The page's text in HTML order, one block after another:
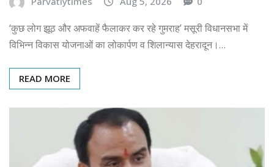
‘कुछ लोग झूठ और अफवाहें फैलाकर कर रहे गुमराह’ मसूरी विधानसभा में
विभिन्न विकास योजनाओं का लोकार्पण व शिलान्यास देहरादून।…
READ MORE